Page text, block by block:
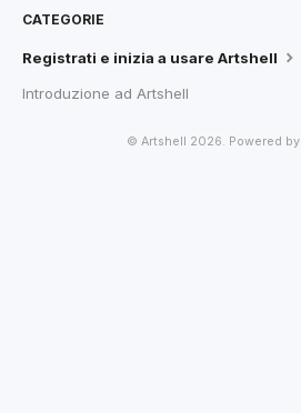
CATEGORIE
Registrati e inizia a usare Artshell
Introduzione ad Artshell
© Artshell 2026. Powered by